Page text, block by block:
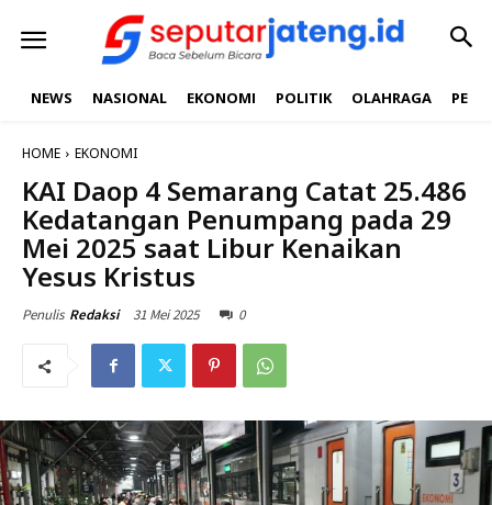
NEWS NASIONAL EKONOMI POLITIK OLAHRAGA
HOME EKONOMI
KAI Daop 4 Semarang Catat 25.486
Kedatangan Penumpang pada 29
Mei 2025 saat Libur Kenaikan
Yesus Kristus
Penulis Redaksi 31 Mei 2025 0